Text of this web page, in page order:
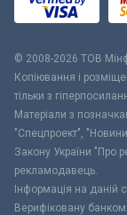
© 2008-2026 ТОВ
Копіювання і
тільки з
Матеріали з
"Спецпроект",
Закону України "Про
рекламодавець.
Інформація на даній
Верифіковану